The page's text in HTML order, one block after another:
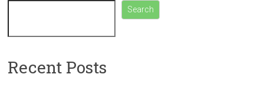
Search
Recent Posts